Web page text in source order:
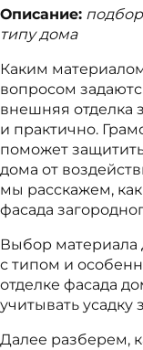
Описание:
типу дома
Каким
вопросом
внешняя отделка
и практично.
поможет
дома от
мы расскажем,
фасада
Выбор материала
с типом и
отделке фасада
учитывать
Далее разберем,